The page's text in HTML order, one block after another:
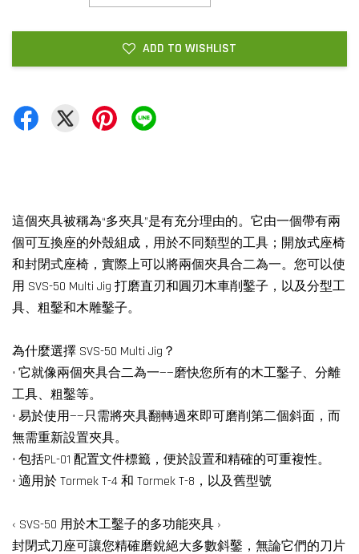
ADD TO WISHLIST
這個夾具被稱為“多夾具”是有充分理由的。它由一個帶有兩
個可互換座的外殼組成，用於不同類型的工具；開放式座椅
和封閉式座椅，實際上可以將兩個夾具合二為一。您可以使
用 SVS-50 Multi Jig 打磨直刃和圓刃木車削鑿子，以及分型工
具、粗鑿和木雕鑿子。
為什麼選擇 SVS-50 Multi Jig？
• 它就像兩個夾具合二為一——磨快您所有的木工鑿子、分離
工具、粗鑿等。
• 易於使用——只需將夾具翻轉過來即可磨削第二個斜面，而
無需重新設置夾具。
• 包括PL-01 配置文件標籤，便於設置和精確的可重複性。
• 適用於 Tormek T-4 和 Tormek T-8，以及舊型號
‹ SVS-50 用於木工鑿子的多功能夾具 ›
封閉式刀座可讓您精確磨​​銳絕大多數斜鑿，無論它們的刀片